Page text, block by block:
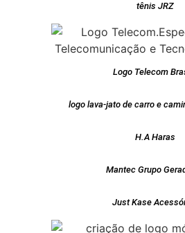
tênis JRZ
Logo Telecom
logo lava-jato de carro e
H.A Haras
Mantec Grupo
Just Kase